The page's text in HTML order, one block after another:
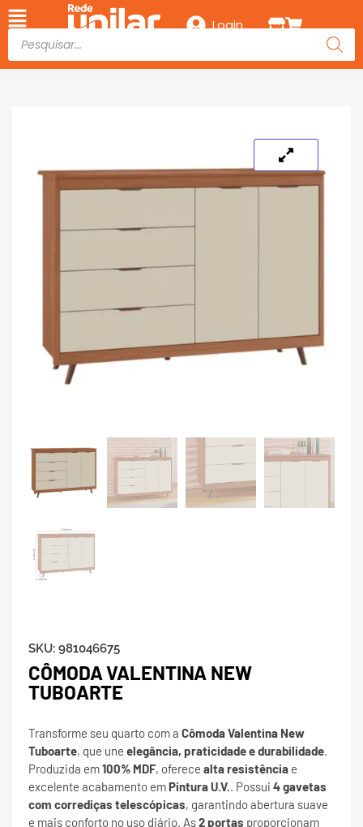
Login
SKU: 981046675
CÔMODA VALENTINA NEW
TUBOARTE
Transforme seu quarto com a Cômoda Valentina New
Tuboarte, que une elegância, praticidade e durabilidade.
Produzida em100% MDF, oferece alta resistência e
excelente acabamento emPintura U.V.. Possui 4 gavetas
com corrediças telescópicas, garantindo abertura suave
e mais conforto no uso diário. As2 portas proporcionam